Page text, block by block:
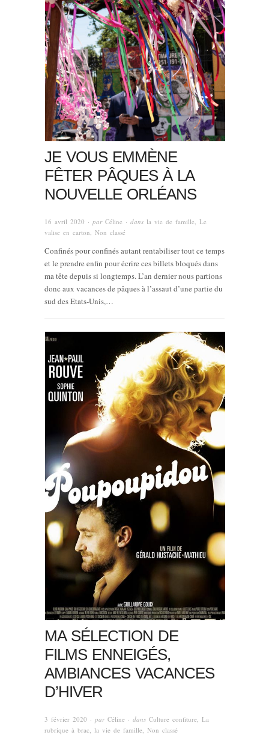
JE VOUS EMMÈNE
FÊTER PÂQUES À LA
NOUVELLE ORLÉANS
16 avril 2020 · par Céline · dans la vie de famille, Le
valise en carton, Non classé
Confinés pour confinés autant rentabiliser tout ce temps
et le prendre enfin pour écrire ces billets bloqués dans
ma tête depuis si longtemps. L’an dernier nous partions
donc aux vacances de pâques à l’assaut d’une partie du
sud des Etats-Unis,…
MA SÉLECTION DE
FILMS ENNEIGÉS,
AMBIANCES VACANCES
D’HIVER
3 février 2020 · par Céline · dans Culture confiture La
rubrique à brac
la vie de famille Non classé